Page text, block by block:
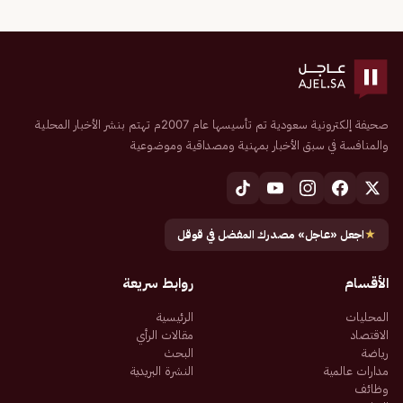
صحيفة إلكترونية سعودية تم تأسيسها عام 2007م تهتم بنشر الأخبار المحلية
والمنافسة في سبق الأخبار بمهنية ومصداقية وموضوعية
★اجعل «عاجل» مصدرك المفضل في قوقل
الأقسام
المحليات
الاقتصاد
رياضة
مدارات عالمية
وظائف
روابط سريعة
الرئيسية
مقالات الرأي
البحث
النشرة البريدية